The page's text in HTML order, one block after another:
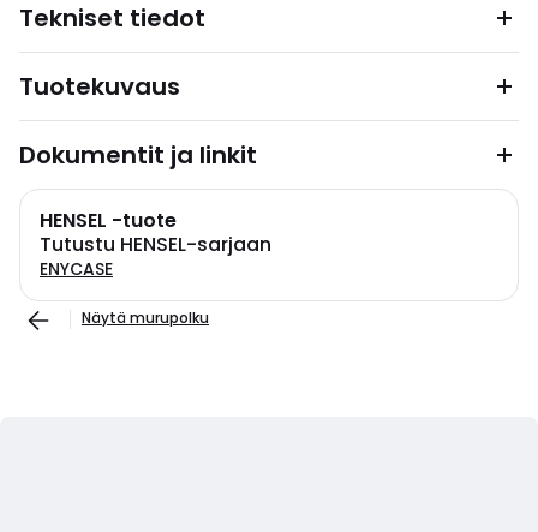
Tekniset tiedot
Tuotekuvaus
Dokumentit ja linkit
HENSEL -tuote
Tutustu HENSEL-sarjaan
ENYCASE
Näytä murupolku